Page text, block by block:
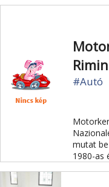
#Autó
mutat
1980-as